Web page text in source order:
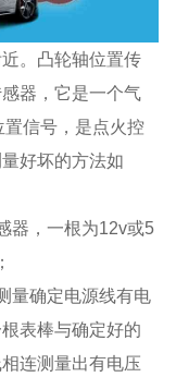
。凸轮轴位置传
器，它是一个气
信号，是点火控
好坏的方法如
器，一根为12v或5
量确定电源线有电
表棒与确定好的
连测量出有电压